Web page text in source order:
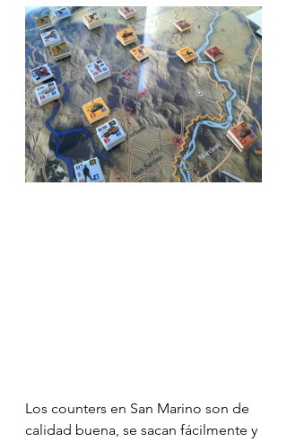
Los counters en San Marino son de
calidad buena, se sacan fácilmente y